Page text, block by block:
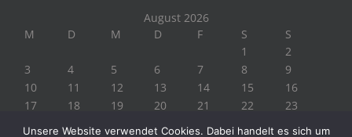
August 2026
M
D M D F S
S
1
2
3
4 5 6 7 8
9
10
11 12 13 14 15
16
17
18 19 20 21 22
23
Unsere Website verwendet Cookies. Dabei handelt es sich um